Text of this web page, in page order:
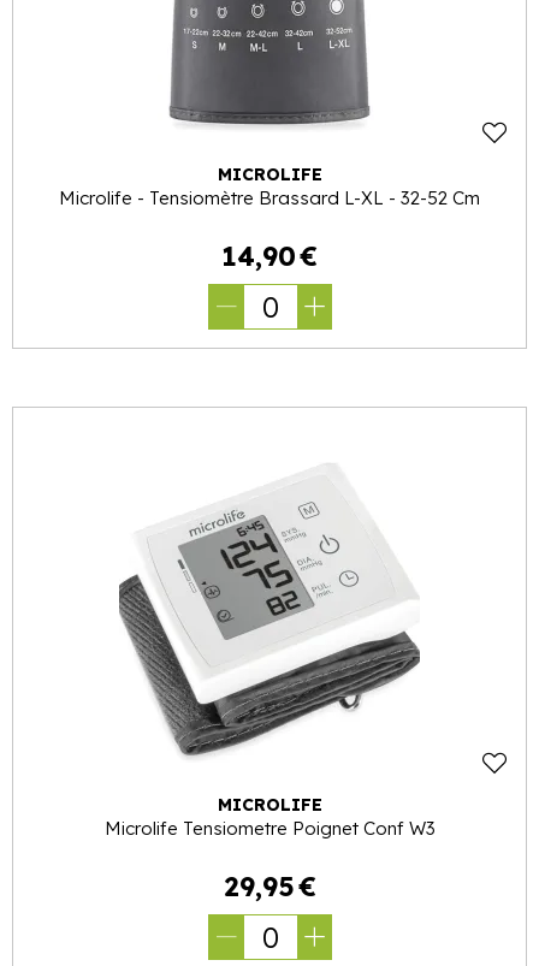
MICROLIFE
Microlife - Tensiomètre Brassard L-XL - 32-52 Cm
14,90€
0
MICROLIFE
Microlife Tensiometre Poignet Conf W3
29,95€
0